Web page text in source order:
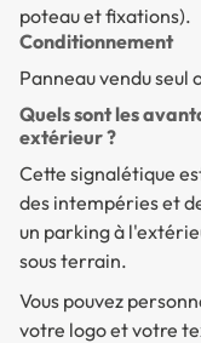
poteau et fixations).
Conditionnement
Panneau vendu seul
Quels sont les
extérieur ?
Cette signalétique
des intempéries et
un parking à
sous terrain.
Vous pouvez
votre logo et votre